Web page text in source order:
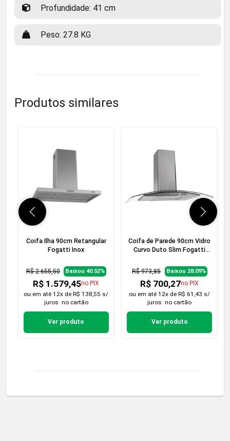
Profundidade: 41 cm
Peso: 27.8 KG
Produtos similares
Coifa Ilha 90cm Retangular
Fogatti Inox
R$ 2.655,50 Baixou 40.52%
R$ 1.579,45no PIX
ou em até 12x de R$ 138,55 s/
juros no cartão
Ver produto
Coifa de Parede 90cm Vidro
Curvo Duto Slim Fogatti
R$ 973,85 Baixou 28.09%
R$ 700,27no PIX
ou em até 12x de R$ 61,43 s/
juros no cartão
Ver produto